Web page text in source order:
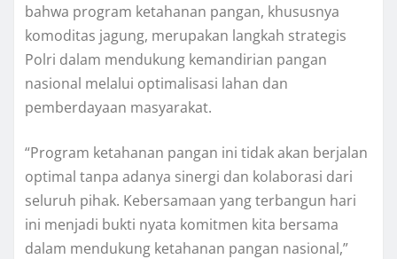
bahwa program ketahanan pangan, khususnya
komoditas jagung, merupakan langkah strategis
Polri dalam mendukung kemandirian pangan
nasional melalui optimalisasi lahan dan
pemberdayaan masyarakat.
“Program ketahanan pangan ini tidak akan berjalan
optimal tanpa adanya sinergi dan kolaborasi dari
seluruh pihak. Kebersamaan yang terbangun hari
ini menjadi bukti nyata komitmen kita bersama
dalam mendukung ketahanan pangan nasional,”